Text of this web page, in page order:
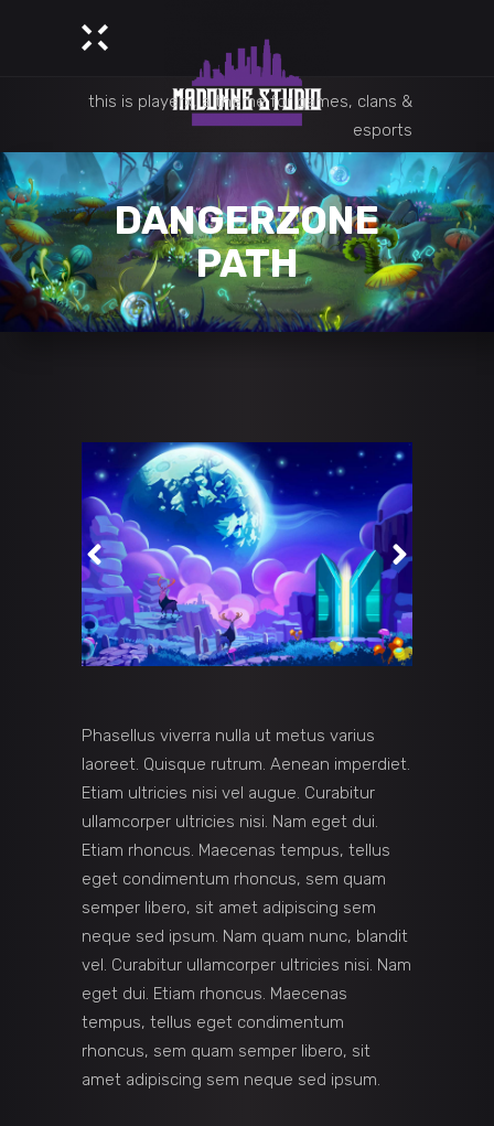
this is playerx, a theme for games, clans &
esports
DANGERZONE
PATH
Phasellus viverra nulla ut metus varius
laoreet. Quisque rutrum. Aenean imperdiet.
Etiam ultricies nisi vel augue. Curabitur
ullamcorper ultricies nisi. Nam eget dui.
Etiam rhoncus. Maecenas tempus, tellus
eget condimentum rhoncus, sem quam
semper libero, sit amet adipiscing sem
neque sed ipsum. Nam quam nunc, blandit
vel. Curabitur ullamcorper ultricies nisi. Nam
eget dui. Etiam rhoncus. Maecenas
tempus, tellus eget condimentum
rhoncus, sem quam semper libero, sit
amet adipiscing sem neque sed ipsum.